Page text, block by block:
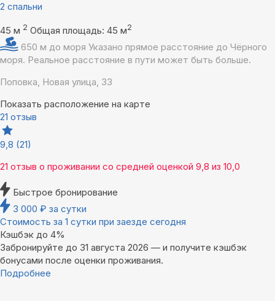
2 спальни
45 м 2 Общая площадь: 45 м2
650 м до моря Указано прямое расстояние до Чёрного
моря. Реальное расстояние в пути может быть больше.
Поповка, Новая улица, 33
Показать расположение на карте
21 отзыв
9,8 (21)
21 отзыв о проживании со средней оценкой 9,8 из 10,0
Быстрое бронирование
3 000 ₽ за сутки
Стоимость за 1 сутки при заезде сегодня
Кэшбэк до 4%
Забронируйте до 31 августа 2026 — и получите кэшбэк
бонусами после оценки проживания.
Подробнее